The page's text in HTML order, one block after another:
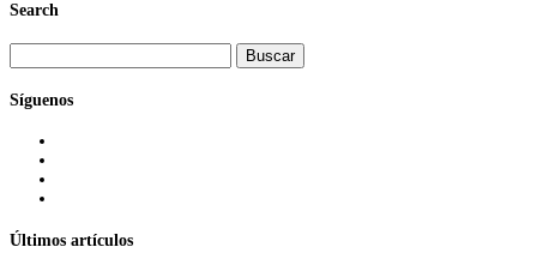
Search
Síguenos
Últimos artículos